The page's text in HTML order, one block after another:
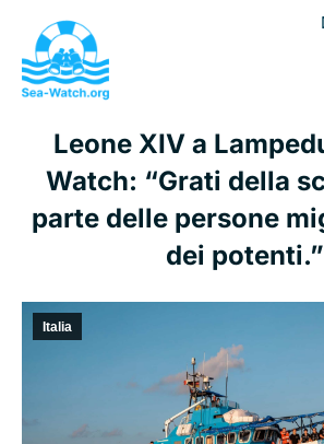
Leone XIV a
Watch: “Grati della
parte delle persone
dei potenti.”
Italia